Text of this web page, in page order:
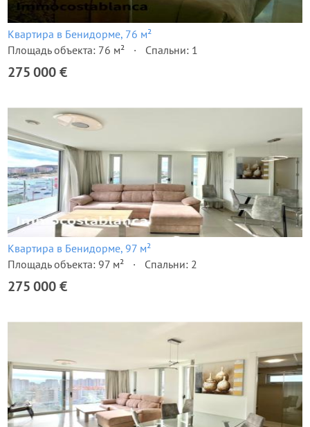
Квартира в Бенидорме, 76 м²
Площадь объекта: 76 м²
Спальни: 1
275 000 €
Квартира в Бенидорме, 97 м²
Площадь объекта: 97 м²
Спальни: 2
275 000 €